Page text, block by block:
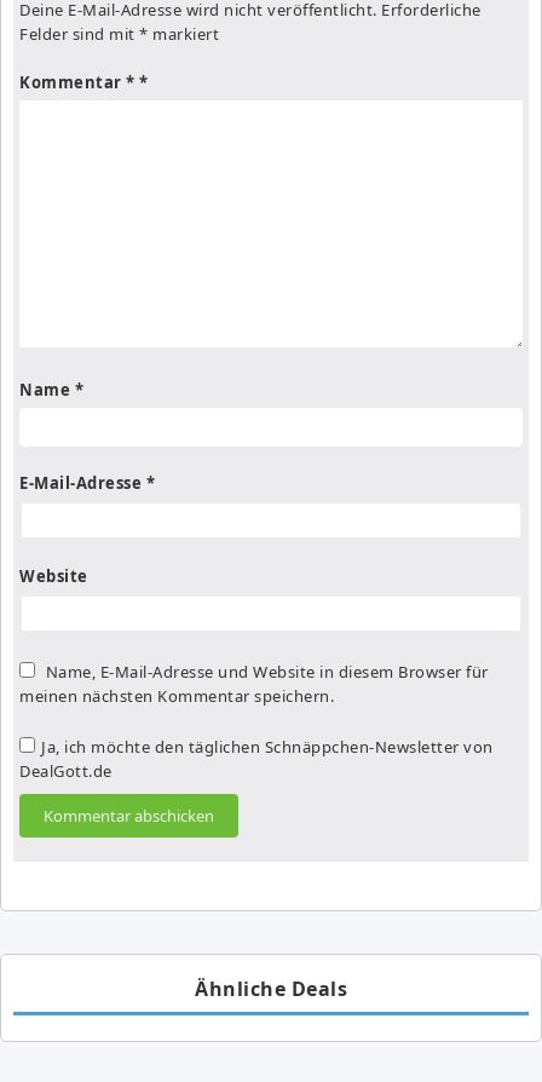
Deine E-Mail-Adresse wird nicht veröffentlicht. Erforderliche
Felder sind mit * markiert
Kommentar *
Name *
E-Mail-Adresse *
Website
Name, E-Mail-Adresse und Website in diesem Browser für
meinen nächsten Kommentar speichern.
Ja, ich möchte den täglichen Schnäppchen-Newsletter von
DealGott.de
Ähnliche Deals